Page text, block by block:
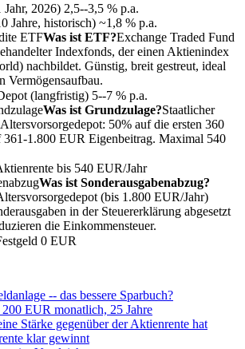
Jahr, 2026) 2,5--3,5 % p.a.
Jahre, historisch) ~1,8 % p.a.
ETFWas ist ETF?Exchange Traded Fund
Indexfonds, der einen Aktienindex
nachbildet. Günstig, breit gestreut, ideal
Vermögensaufbau.
(langfristig) 5--7 % p.a.
Was ist Grundzulage?Staatlicher
50% auf die ersten 360
1.800 EUR Eigenbeitrag. Maximal 540
bis 540 EUR/Jahr
Was ist Sonderausgabenabzug?
(bis 1.800 EUR/Jahr)
in der Steuererklärung abgesetzt
die Einkommensteuer.
0 EUR
-- das bessere Sparbuch?
EUR monatlich, 25 Jahre
Stärke gegenüber der Aktienrente hat
klar gewinnt